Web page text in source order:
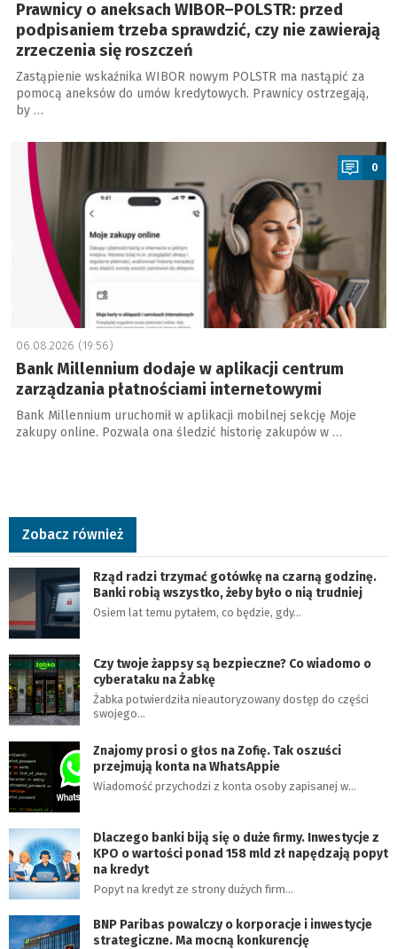
Prawnicy o aneksach WIBOR–POLSTR: przed
podpisaniem trzeba sprawdzić, czy nie zawierają
zrzeczenia się roszczeń
Zastąpienie wskaźnika WIBOR nowym POLSTR ma nastąpić za
pomocą aneksów do umów kredytowych. Prawnicy ostrzegają,
by …
0
06.08.2026 (19:56)
Bank Millennium dodaje w aplikacji centrum
zarządzania płatnościami internetowymi
Bank Millennium uruchomił w aplikacji mobilnej sekcję Moje
zakupy online. Pozwala ona śledzić historię zakupów w …
Zobacz również
Rząd radzi trzymać gotówkę na czarną godzinę.
Banki robią wszystko, żeby było o nią trudniej
Osiem lat temu pytałem, co będzie, gdy…
Czy twoje żappsy są bezpieczne? Co wiadomo o
cyberataku na Żabkę
Żabka potwierdziła nieautoryzowany dostęp do części
swojego…
Znajomy prosi o głos na Zofię. Tak oszuści
przejmują konta na WhatsAppie
Wiadomość przychodzi z konta osoby zapisanej w…
Dlaczego banki biją się o duże firmy. Inwestycje z
KPO o wartości ponad 158 mld zł napędzają popyt
na kredyt
Popyt na kredyt ze strony dużych firm…
BNP Paribas powalczy o korporacje i inwestycje
strategiczne. Ma mocną konkurencję